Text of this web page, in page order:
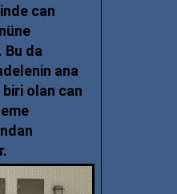
can
da
ana
olan can